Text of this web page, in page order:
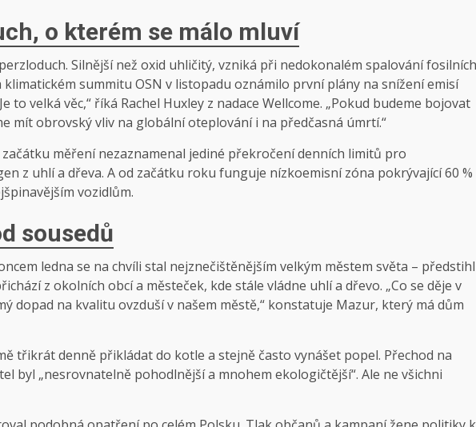
o kterém se málo mluví
Silnější než oxid uhličitý, vzniká při nedokonalém spalování fosilních
klimatickém summitu OSN v listopadu oznámilo první plány na snížení emisí
to velká věc,“ říká Rachel Huxley z nadace Wellcome. „Pokud budeme bojovat
mít obrovský vliv na globální oteplování i na předčasná úmrtí.“
měření nezaznamenal jediné překročení denních limitů pro
z uhlí a dřeva. A od začátku roku funguje nízkoemisní zóna pokrývající 60 %
vozidlům.
sousedů
ledna se na chvíli stal nejznečištěnějším velkým městem světa – předstihl
z okolních obcí a městeček, kde stále vládne uhlí a dřevo. „Co se děje v
dopad na kvalitu ovzduší v našem městě,“ konstatuje Mazur, který má dům
třikrát denně přikládat do kotle a stejně často vynášet popel. Přechod na
byl „nesrovnatelně pohodlnější a mnohem ekologičtější“. Ale ne všichni